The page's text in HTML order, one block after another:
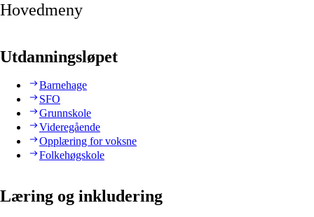
Hovedmeny
Utdanningsløpet
Barnehage
SFO
Grunnskole
Videregående
Opplæring for voksne
Folkehøgskole
Læring og inkludering